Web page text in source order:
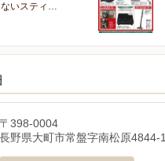
いスティ…
〒398-0004
長野県大町市常盤字南松原4844-1